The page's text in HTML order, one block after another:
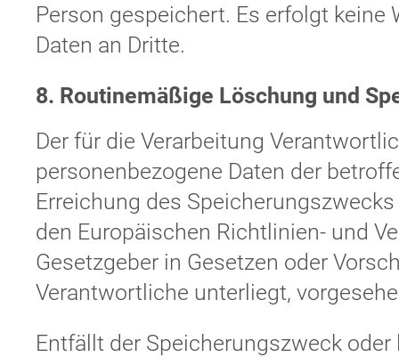
Person gespeichert. Es erfolgt keine
Daten an Dritte.
8. Routinemäßige Löschung und
Der für die Verarbeitung
personenbezogene Daten der
Erreichung des
den Europäischen Richtlinien- und
Gesetzgeber in Gesetzen oder
Verantwortliche unterliegt,
Entfällt der Speicherungszweck